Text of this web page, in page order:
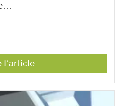
l'article